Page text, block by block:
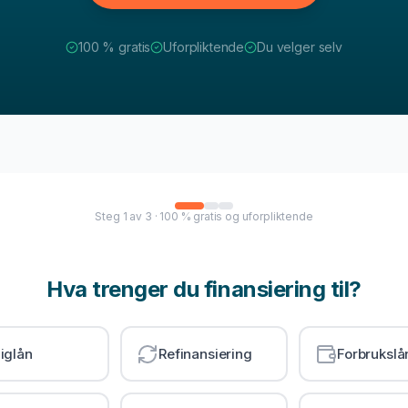
100 % gratis Uforpliktende Du velger selv
Steg 1 av 3 · 100 % gratis og uforpliktende
Hva trenger du finansiering til?
Refinansiering